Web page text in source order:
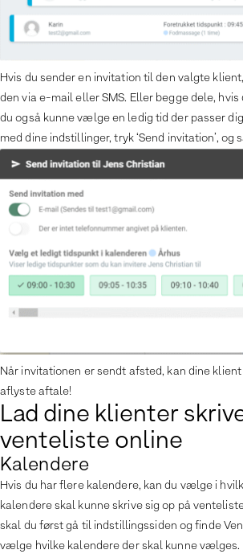
Hvis du sender en invitation til den valgte
den via e-mail eller SMS. Eller begge dele,
du også kunne vælge en ledig tid der passer
med dine indstillinger, tryk ‘Send invitation’, og
Når invitationen er sendt afsted, kan dine
aflyste aftale!
Lad dine klienter
venteliste online
Kalendere
Hvis du har flere kalendere, kan du vælge i
kalendere skal kunne skrive sig op på
skal du først gå til indstillingssiden og finde
vælge hvilke kalendere der skal kunne vælges.